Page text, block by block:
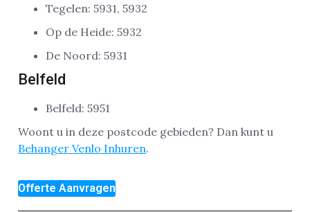
Tegelen: 5931, 5932
Op de Heide: 5932
De Noord: 5931
Belfeld
Belfeld: 5951
Woont u in deze postcode gebieden? Dan kunt u
Behanger Venlo Inhuren.
Offerte Aanvragen